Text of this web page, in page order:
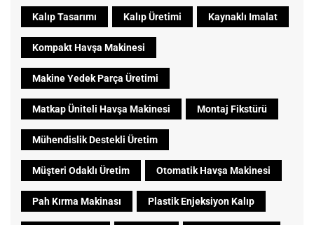
Kalıp Tasarımı Kalıp Üretimi Kaynaklı Imalat
Kompakt Havşa Makinesi
Makine Yedek Parça Üretimi
Matkap Üniteli Havşa Makinesi Montaj Fikstürü
Mühendislik Destekli Üretim
Müşteri Odaklı Üretim Otomatik Havşa Makinesi
Pah Kırma Makinası Plastik Enjeksiyon Kalıp